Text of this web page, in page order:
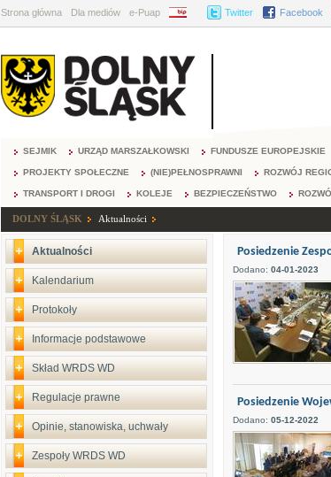
Strona główna Dla mediów e-Puap BIP Twitter Facebook
SEJMIK URZĄD MARSZAŁKOWSKI FUNDUSZE EUROPEJSKIE
PROJEKTY SPOŁECZNE (NIE)PEŁNOSPRAWNI ROZWÓJ
TRANSPORT I DROGI KOLEJE BEZPIECZEŃSTWO
DOLNY ŚLĄSK Aktualności
Aktualności
Kalendarium
Protokoły
Informacje podstawowe
Skład WRDS WD
Regulacje prawne
Opinie, stanowiska, uchwały
Zespoły WRDS WD
Posiedzenie
Dodano: 04-01-2023
Posiedzenie
Dodano: 05-12-2022